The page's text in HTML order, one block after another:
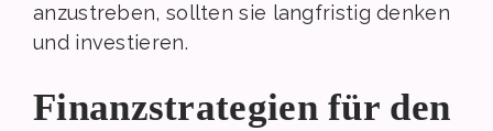
anzustreben, sollten sie langfristig denken
und investieren.
Finanzstrategien für den